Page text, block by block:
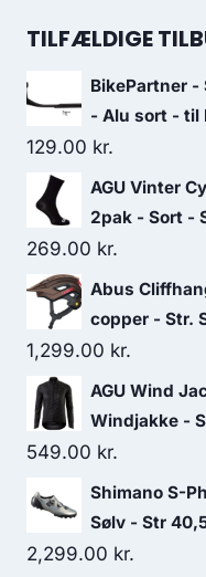
was:
TILFÆLDIGE
BikePartner
- Alu sort - til
129.00 kr.
AGU Vinter
2pak - Sort -
269.00 kr.
Abus
copper - Str.
1,299.00 kr.
AGU Wind
Windjakke -
549.00 kr.
Shimano S-
Sølv - Str
2,299.00 kr.